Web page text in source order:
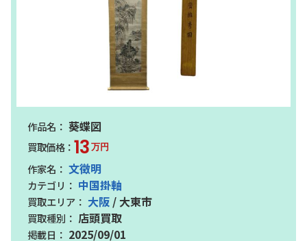
葵蝶図
13万円
文徴明
中国掛軸
大阪 / 大東市
店頭買取
2025/09/01